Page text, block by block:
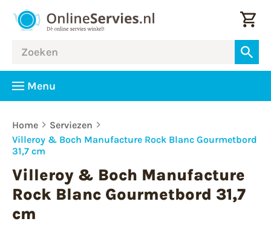
Menu
Home
Serviezen
Villeroy & Boch Manufacture Rock Blanc Gourmetbord
31,7 cm
Villeroy & Boch Manufacture
Rock Blanc Gourmetbord 31,7
cm